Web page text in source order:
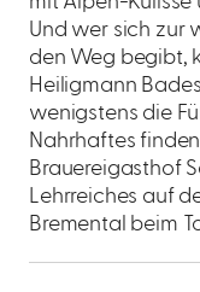
Und wer sich zur
den Weg begibt,
Heiligmann
wenigstens die
Nahrhaftes finden
Brauereigasthof
Lehrreiches auf
Bremental beim